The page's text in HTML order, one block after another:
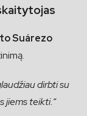
Suárezo
dirbti su
jiems teikti.“